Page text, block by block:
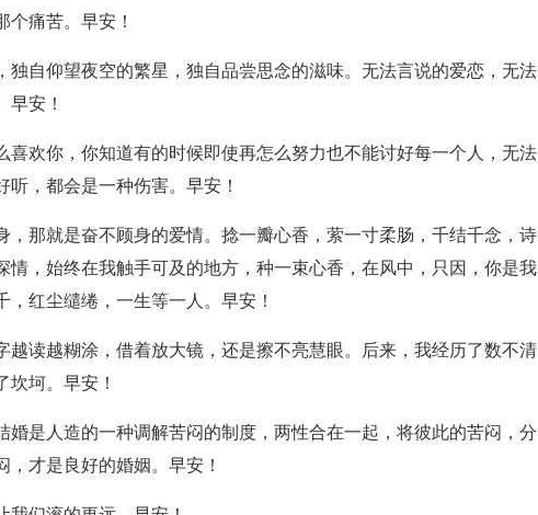
痛苦。早安！
独自仰望夜空的繁星，独自品尝思念的滋味。无法言说的爱恋，无法
早安！
喜欢你，你知道有的时候即使再怎么努力也不能讨好每一个人，无法
，都会是一种伤害。早安！
，那就是奋不顾身的爱情。捻一瓣心香，萦一寸柔肠，千结千念，诗
情，始终在我触手可及的地方，种一束心香，在风中，只因，你是我
红尘缱绻，一生等一人。早安！
越读越糊涂，借着放大镜，还是擦不亮慧眼。后来，我经历了数不清
坎坷。早安！
婚是人造的一种调解苦闷的制度，两性合在一起，将彼此的苦闷，分
才是良好的婚姻。早安！